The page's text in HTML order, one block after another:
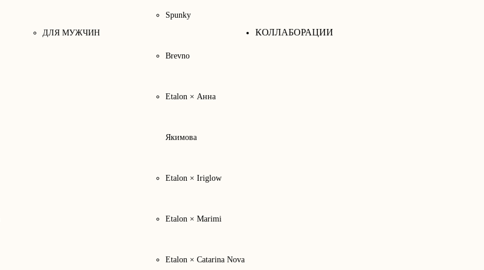
ДЛЯ МУЖЧИН
Spunky
Brevno
Etalon × Анна
Якимова
Etalon × Iriglow
Etalon × Marimi
Etalon × Catarina Nova
КОЛЛАБОРАЦИИ